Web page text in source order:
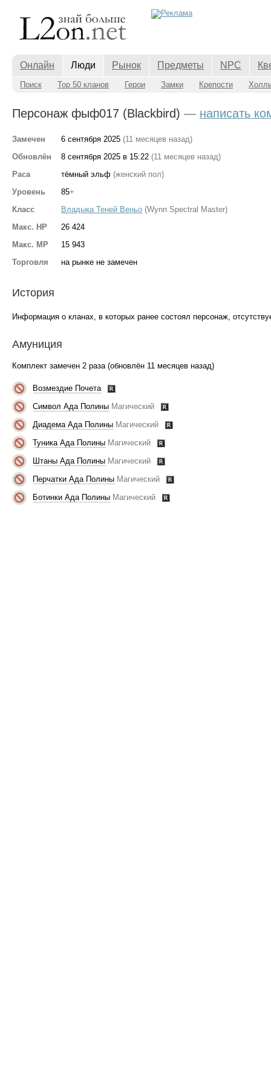
Онлайн Люди Рынок Предметы NPC
Поиск Top 50 кланов Герои Замки Крепости
Персонаж фыф017 (Blackbird) — написать
Замечен 6 сентября 2025 (11 месяцев назад)
Обновлён
8 сентября 2025 в 15:22 (11 месяцев назад)
Раса
тёмный эльф (женский пол)
Уровень
85+
Класс
Владыка Теней Веньо (Wynn Spectral Master)
Макс. HP
26 424
Макс. MP
15 943
Торговля
на рынке не замечен
История
Информация о кланах, в которых ранее состоял персонаж,
Амуниция
Комплект замечен 2 раза (обновлён 11 месяцев назад)
Возмездие Почета
Символ Ада Полины Магический
Диадема Ада Полины Магический
Туника Ада Полины Магический
Штаны Ада Полины Магический
Перчатки Ада Полины Магический
Ботинки Ада Полины Магический